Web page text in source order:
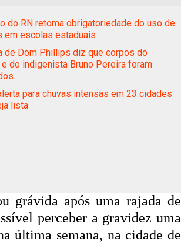
do RN retoma obrigatoriedade do uso de
em escolas estaduais
de Dom Phillips diz que corpos do
do indigenista Bruno Pereira foram
para chuvas intensas em 23 cidades
lista
grávida após uma rajada de
perceber a gravidez uma
última semana, na cidade de